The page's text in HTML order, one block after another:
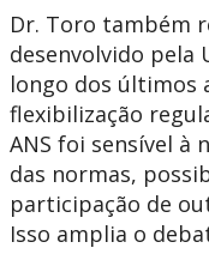
Dr. Toro também
desenvolvido pela
longo dos últimos
flexibilização
ANS foi sensível à
das normas,
participação de
Isso amplia o